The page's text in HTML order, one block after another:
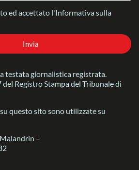
ed accettato l'Informativa sulla
Invia
testata giornalistica registrata.
del Registro Stampa del Tribunale di
questo sito sono utilizzate su
–